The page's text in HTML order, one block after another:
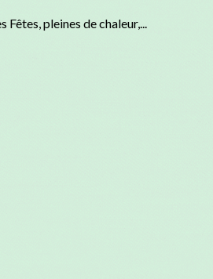
Fêtes, pleines de chaleur,...